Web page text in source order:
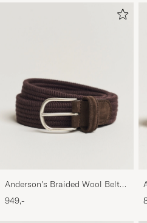
Anderson's Braided Wool Belt
Brown
949,-